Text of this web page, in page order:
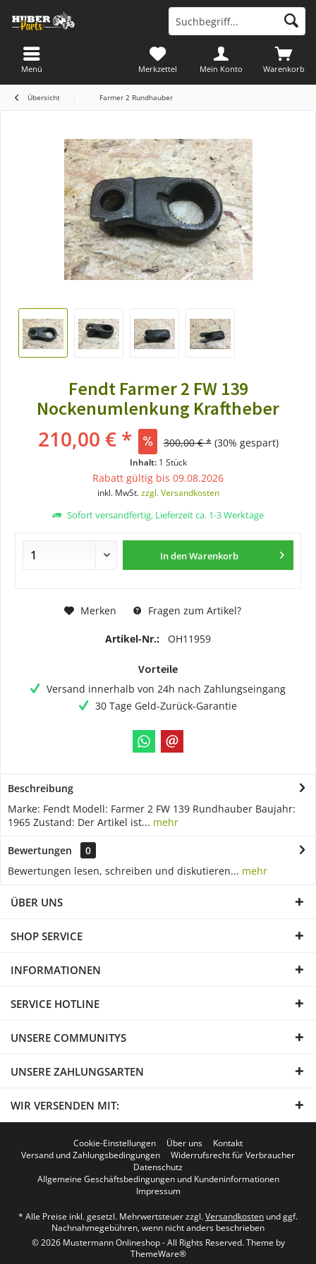
Warenkorb
Merkzettel Mein Konto
Menü
Übersicht Farmer 2 Rundhauber
Fendt Farmer 2 FW 139
Nockenumlenkung Kraftheber
210,00 € * 300,00 € * (30% gespart)
Inhalt: 1 Stück
Rabatt gültig bis 09.08.2026
inkl. MwSt.zzgl. Versandkosten
Sofort versandfertig, Lieferzeit ca. 1-3 Werktage
In denWarenkorb
Merken Fragen zum Artikel?
Artikel-Nr.: OH11959
Vorteile
Versand innerhalb von 24h nach Zahlungseingang
30 Tage Geld-Zurück-Garantie
Beschreibung
Marke: Fendt Modell: Farmer 2 FW 139 Rundhauber Baujahr:
1965 Zustand: Der Artikel ist... mehr
Bewertungen
0
Bewertungen lesen, schreiben und diskutieren... mehr
ÜBER UNS
SHOP SERVICE
INFORMATIONEN
SERVICE HOTLINE
UNSERE COMMUNITYS
UNSERE ZAHLUNGSARTEN
WIR VERSENDEN MIT:
Cookie-Einstellungen Über uns
Kontakt
Versand und Zahlungsbedingungen
Widerrufsrecht für Verbraucher
Datenschutz
Allgemeine Geschäftsbedingungen und Kundeninformationen
Impressum
* Alle Preise inkl. gesetzl. Mehrwertsteuer zzgl.Versandkosten und ggf.
Nachnahmegebühren, wenn nicht anders beschrieben
© 2026 Mustermann Onlineshop - All Rights Reserved. Theme by
ThemeWare®